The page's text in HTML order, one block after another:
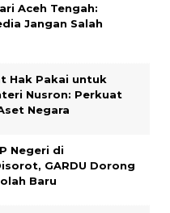
Aceh Tengah:
Jangan Salah
Hak Pakai untuk
Nusron: Perkuat
Negara
Negeri di
GARDU Dorong
Baru